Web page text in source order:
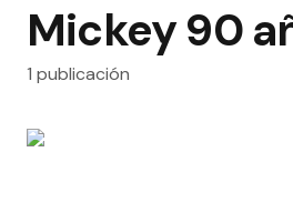
Mickey 90
1 publicación